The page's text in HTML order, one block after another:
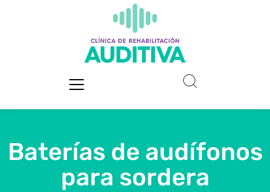
Baterías de audífonos
para sordera